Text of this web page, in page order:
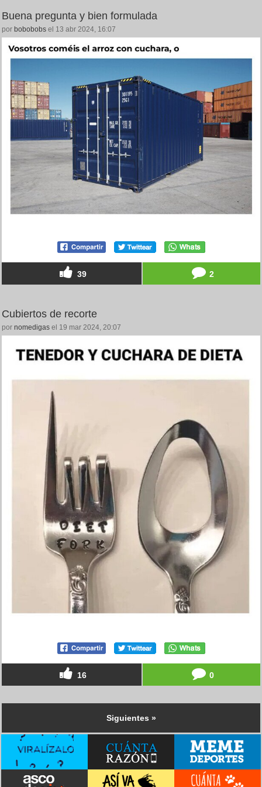
Buena pregunta y bien formulada
por bobobobs el 13 abr 2024, 16:07
39 2
Cubiertos de recorte
por nomedigas el 19 mar 2024, 20:07
16 0
Siguientes »